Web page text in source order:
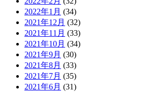
2022年1月 (34)
2021年12月 (32)
2021年11月 (33)
2021年10月 (34)
2021年9月 (30)
2021年8月 (33)
2021年7月 (35)
2021年6月 (31)